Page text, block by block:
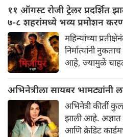
मोठ्या प्रमाणावर
गोष्टीने
प्रेक्षकांना
स्टार' यशने
११ ऑगस्ट रोजी ट्रेलर प्रदर्शित
७-८ शहरांमध्ये भव्य प्रमोशन
महिन्यांच्या
निर्मात्यांनी
आहे, ज्यामुळे
मिळाली आहे.
दिव्येंदू शर्मा पुन्हा
आवडत्या भूमिका
अभिनेत्रीला सायबर भामट्यांनी
अभिनेत्री कीर्ती
झाली आहे. अज्ञात
आणि क्रेडिट